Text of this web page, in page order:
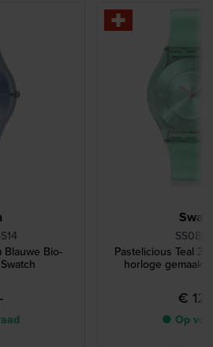
Blauwe Bio-
Pastelicious Teal
horloge gemaakt
€
● Op